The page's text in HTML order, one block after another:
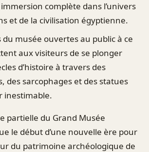
complète dans l’univers
et de la civilisation égyptienne.
du musée ouvertes au public à ce
aux visiteurs de se plonger
d’histoire à travers des
des sarcophages et des statues
inestimable.
partielle du Grand Musée
le début d’une nouvelle ère pour
du patrimoine archéologique de